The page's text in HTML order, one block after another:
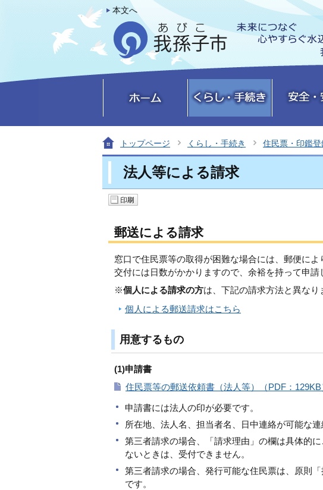
本文へ
トップページ くらし・手続き 住民票・印鑑
法人等による請求
郵送による請求
窓口で住民票等の取得が困難な場合には、郵便によ
交付には日数がかかりますので、余裕を持って申請
※個人による請求の方は、下記の請求方法と異なり
個人による郵送請求はこちら
用意するもの
(1)申請書
住民票等の郵送依頼書（法人等）（PDF：129KB
申請書には法人の印が必要です。
所在地、法人名、担当者名、日中連絡が可能な連
第三者請求の場合、「請求理由」の欄は具体的
ないときは、受付できません。
第三者請求の場合、発行可能な住民票は、原則
です。